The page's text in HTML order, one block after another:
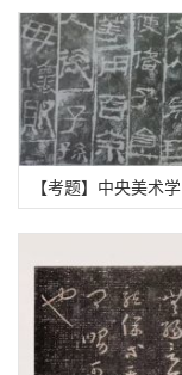
【考题】中央美术
年书法考试真题